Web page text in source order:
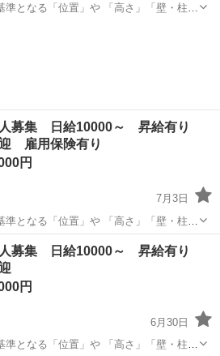
となる「位置」や 「高さ」「壁・柱の
人募集 日給10000～ 昇給有り
雇用保険有り
円
7月3日
となる「位置」や 「高さ」「壁・柱の
となる位
、 職人さんたちが正しく施工できるよ
測量 未経験
人募集 日給10000～ 昇給有り
円
6月30日
準となる「位置」や 「高さ」「壁・柱の